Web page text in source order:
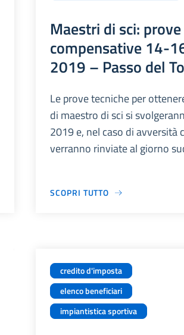
Maestri di sci: prove
compensative 14-
2019 – Passo del
Le prove tecniche per
di maestro di sci si
2019 e, nel caso di avversità
verranno rinviate al giorno
SCOPRI TUTTO
credito d'imposta
elenco beneficiari
impiantistica sportiva